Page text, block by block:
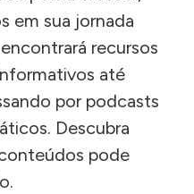
em sua jornada
recursos
até
por podcasts
Descubra
pode